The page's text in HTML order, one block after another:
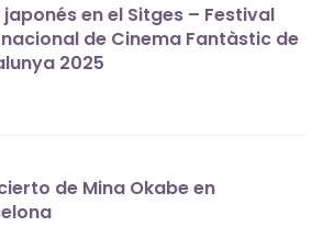
japonés en el Sitges – Festival
de Cinema Fantàstic de
2025
de Mina Okabe en